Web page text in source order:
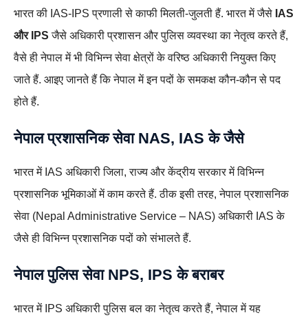
भारत की IAS-IPS प्रणाली से काफी मिलती-जुलती हैं. भारत में जैसे IAS
और IPS जैसे अधिकारी प्रशासन और पुलिस व्यवस्था का नेतृत्व करते हैं,
वैसे ही नेपाल में भी विभिन्न सेवा क्षेत्रों के वरिष्ठ अधिकारी नियुक्त किए
जाते हैं. आइए जानते हैं कि नेपाल में इन पदों के समकक्ष कौन-कौन से पद
होते हैं.
नेपाल प्रशासनिक सेवा NAS, IAS के जैसे
भारत में IAS अधिकारी जिला, राज्य और केंद्रीय सरकार में विभिन्न
प्रशासनिक भूमिकाओं में काम करते हैं. ठीक इसी तरह, नेपाल प्रशासनिक
सेवा (Nepal Administrative Service – NAS) अधिकारी IAS के
जैसे ही विभिन्न प्रशासनिक पदों को संभालते हैं.
नेपाल पुलिस सेवा NPS, IPS के बराबर
भारत में IPS अधिकारी पुलिस बल का नेतृत्व करते हैं, नेपाल में यह